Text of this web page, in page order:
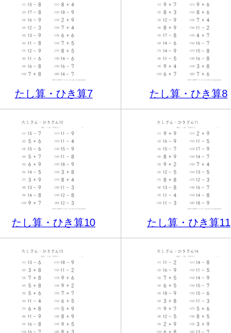
たし算・ひき算7 たし算・ひき算8
たし算・ひき算10 たし算・ひき算11